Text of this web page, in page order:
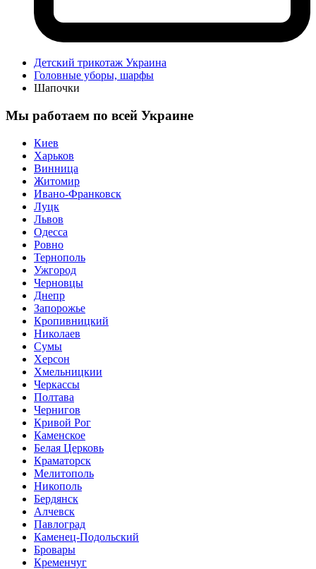
Детский трикотаж Украина
Головные уборы, шарфы
Шапочки
Мы работаем по всей Украине
Киев
Харьков
Винница
Житомир
Ивано-Франковск
Луцк
Львов
Одесса
Ровно
Тернополь
Ужгород
Черновцы
Днепр
Запорожье
Кропивницкий
Николаев
Сумы
Херсон
Хмельницкии
Черкассы
Полтава
Чернигов
Кривой Рог
Каменское
Белая Церковь
Краматорск
Мелитополь
Никополь
Бердянск
Алчевск
Павлоград
Каменец-Подольский
Бровары
Кременчуг